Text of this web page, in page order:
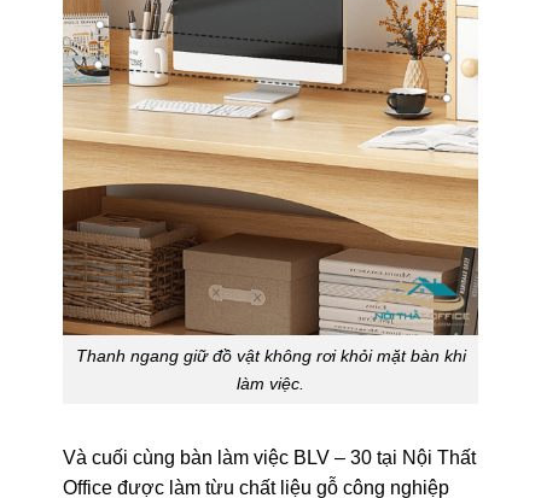
Thanh ngang giữ đồ vật không rơi khỏi mặt bàn khi
làm việc.
Và cuối cùng bàn làm việc BLV – 30 tại Nội Thất
Office được làm từu chất liệu gỗ công nghiệp